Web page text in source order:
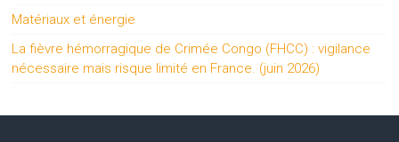
Matériaux et énergie
La fièvre hémorragique de Crimée Congo (FHCC) : vigilance
nécessaire mais risque limité en France. (juin 2026)